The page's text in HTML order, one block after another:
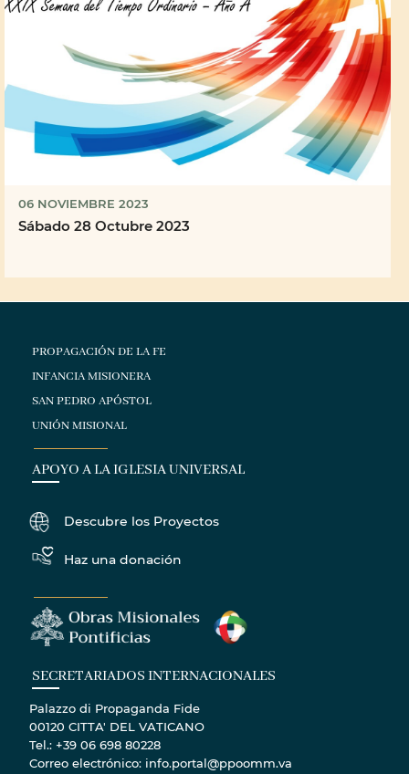
06 NOVIEMBRE 2023
Sábado 28 Octubre 2023
PROPAGACIÓN DE LA FE
INFANCIA MISIONERA
SAN PEDRO APÓSTOL
UNIÓN MISIONAL
APOYO A LA IGLESIA UNIVERSAL
Descubre los Proyectos
Haz una donación
SECRETARIADOS INTERNACIONALES
Palazzo di Propaganda Fide
00120 CITTA' DEL VATICANO
Tel.: +39 06 698 80228
Correo electrónico: info.portal@ppoomm.va